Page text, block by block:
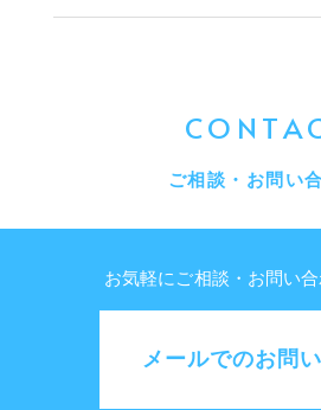
ご相談・お問い
お気軽にご相談・お問い
メールでのお問